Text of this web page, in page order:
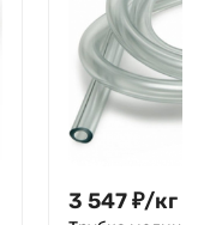
3 547₽/кг